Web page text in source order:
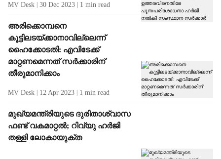
MV Desk 30 Dec 2023 1 min read
അരിക്കൊമ്പനെ
കൂട്ടിലടയ്ക്കാനാവില്ലെന്ന്
ഹൈക്കോടതി: എവിടേക്ക്
മാറ്റണമെന്നത് സർക്കാരിന്
തീരുമാനിക്കാം
MV Desk 12 Apr 2023 1 min read
മുഖ്യമന്ത്രിയുടെ ദുരിതാശ്വാസ
ഫണ്ട് വകമാറ്റൽ; റിവ്യു ഹർജി
തള്ളി ലോകായുക്ത